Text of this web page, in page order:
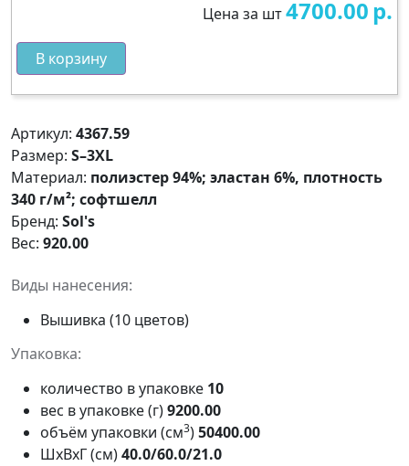
Цена за шт4700.00р.
В корзину
Артикул: 4367.59
Размер: S–3XL
Материал: полиэстер 94%; эластан 6%, плотность
340 г/м²; софтшелл
Бренд: Sol's
Вес: 920.00
Виды нанесения:
Вышивка (10 цветов)
Упаковка:
количество в упаковке 10
вес в упаковке (г)9200.00
объём упаковки (см3)50400.00
ШxВxГ (см)40.0/60.0/21.0